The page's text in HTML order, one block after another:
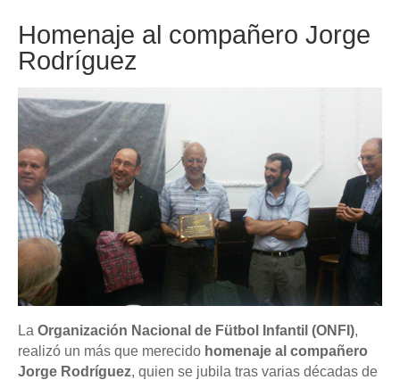
Homenaje al compañero Jorge
Rodríguez
La Organización Nacional de Fütbol Infantil (ONFI),
realizó un más que merecido homenaje al compañero
Jorge Rodríguez, quien se jubila tras varias décadas de